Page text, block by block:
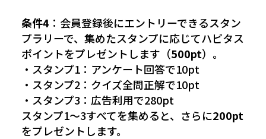
条件4 ：会員登録後にエントリーできるスタン
プラリーで、集めたスタンプに応じてハピタス
ポイントをプレゼントします（500pt）。
・スタンプ1：アンケート回答で10pt
・スタンプ2：クイズ全問正解で10pt
・スタンプ3：広告利用で280pt
スタンプ1〜3すべてを集めると、さらに200pt
をプレゼントします。